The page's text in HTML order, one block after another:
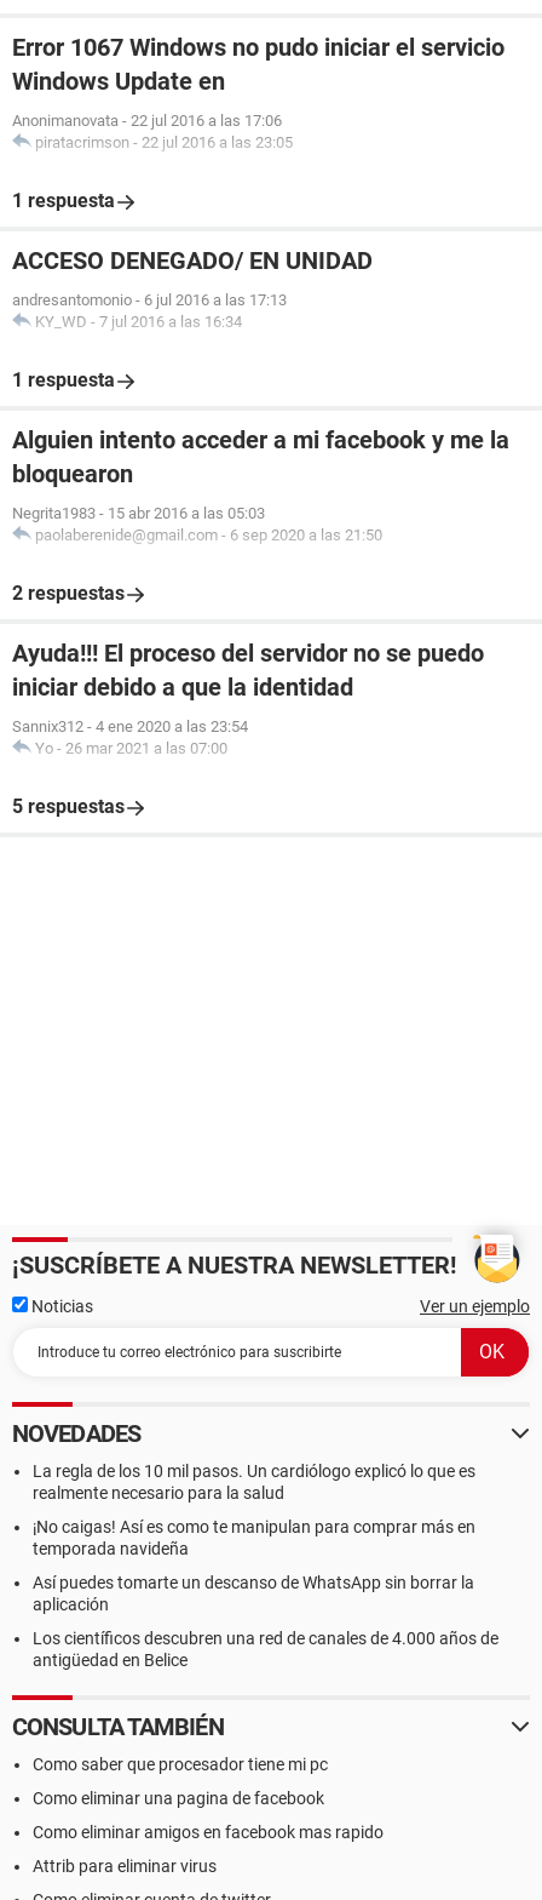
Error 1067 Windows no pudo iniciar el servicio
Windows Update en
Anonimanovata - 22 jul 2016 a las 17:06
piratacrimson - 22 jul 2016 a las 23:05
1 respuesta
ACCESO DENEGADO/ EN UNIDAD
andresantomonio - 6 jul 2016 a las 17:13
KY_WD - 7 jul 2016 a las 16:34
1 respuesta
Alguien intento acceder a mi facebook y me la
bloquearon
Negrita1983 - 15 abr 2016 a las 05:03
paolaberenide@gmail.com - 6 sep 2020 a las 21:50
2 respuestas
Ayuda!!! El proceso del servidor no se puedo
iniciar debido a que la identidad
Sannix312 - 4 ene 2020 a las 23:54
Yo - 26 mar 2021 a las 07:00
5 respuestas
¡SUSCRÍBETE A NUESTRA NEWSLETTER!
Noticias Ver un ejemplo
NOVEDADES
La regla de los 10 mil pasos. Un cardiólogo explicó lo que es
realmente necesario para la salud
¡No caigas! Así es como te manipulan para comprar más en
temporada navideña
Así puedes tomarte un descanso de WhatsApp sin borrar la
aplicación
Los científicos descubren una red de canales de 4.000 años de
antigüedad en Belice
CONSULTA TAMBIÉN
Como saber que procesador tiene mi pc
Como eliminar una pagina de facebook
Como eliminar amigos en facebook mas rapido
Attrib para eliminar virus